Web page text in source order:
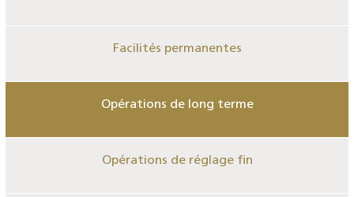
Facilités permanentes
Opérations de long terme
Opérations de réglage fin